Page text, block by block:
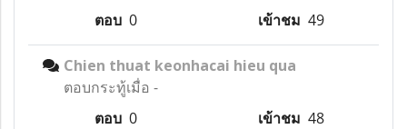
ตอบ 0 เข้าชม 49
Chien thuat keonhacai hieu qua
ตอบกระทู้เมื่อ -
ตอบ 0 เข้าชม 48